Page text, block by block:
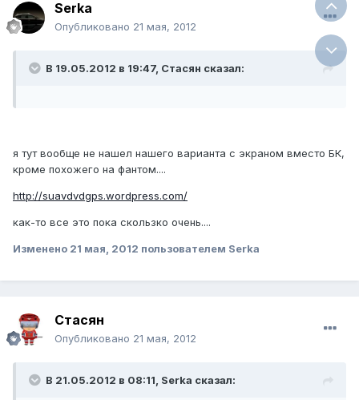
Serka
Опубликовано 21 мая, 2012
В 19.05.2012 в 19:47, Стасян сказал:
я тут вообще не нашел нашего варианта с экраном вместо БК,
кроме похожего на фантом....
http://suavdvdgps.wordpress.com/
как-то все это пока скользко очень....
Изменено 21 мая, 2012 пользователем Serka
Стасян
Опубликовано 21 мая, 2012
В 21.05.2012 в 08:11, Serka сказал: